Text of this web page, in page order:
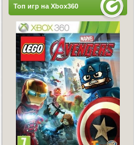
Топ игр на Xbox360